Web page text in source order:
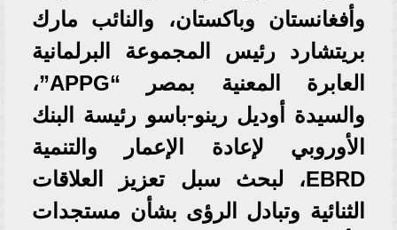
وأفغانستان وباكستان، والنائب مارك
بريتشارد رئيس المجموعة البرلمانية
العابرة المعنية بمصر “APPG”،
والسيدة أوديل رينو-باسو رئيسة البنك
الأوروبي لإعادة الإعمار والتنمية
EBRD، لبحث سبل تعزيز العلاقات
الثنائية وتبادل الرؤى بشأن مستجدات